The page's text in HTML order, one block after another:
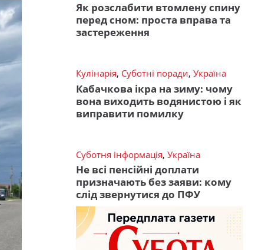
Як розслабити втомлену спину
перед сном: проста вправа та
застереження
Кулінарія, Суботні поради, Україна
Кабачкова ікра на зиму: чому
вона виходить водянистою і як
виправити помилку
Суботня інформація, Україна
Не всі пенсійні доплати
призначають без заяви: кому
слід звернутися до ПФУ